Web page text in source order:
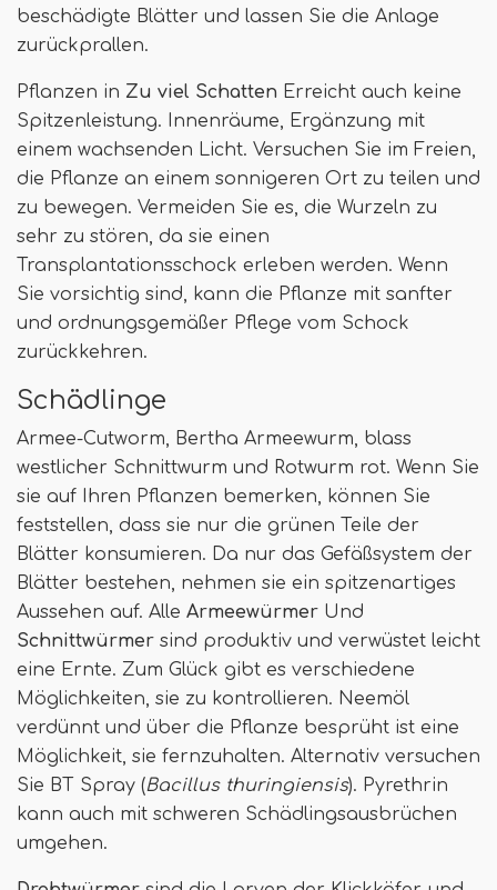
beschädigte Blätter und lassen Sie die Anlage
zurückprallen.
Pflanzen in Zu viel Schatten Erreicht auch keine
Spitzenleistung. Innenräume, Ergänzung mit
einem wachsenden Licht. Versuchen Sie im Freien,
die Pflanze an einem sonnigeren Ort zu teilen und
zu bewegen. Vermeiden Sie es, die Wurzeln zu
sehr zu stören, da sie einen
Transplantationsschock erleben werden. Wenn
Sie vorsichtig sind, kann die Pflanze mit sanfter
und ordnungsgemäßer Pflege vom Schock
zurückkehren.
Schädlinge
Armee-Cutworm, Bertha Armeewurm, blass
westlicher Schnittwurm und Rotwurm rot. Wenn Sie
sie auf Ihren Pflanzen bemerken, können Sie
feststellen, dass sie nur die grünen Teile der
Blätter konsumieren. Da nur das Gefäßsystem der
Blätter bestehen, nehmen sie ein spitzenartiges
Aussehen auf. Alle Armeewürmer Und
Schnittwürmer sind produktiv und verwüstet leicht
eine Ernte. Zum Glück gibt es verschiedene
Möglichkeiten, sie zu kontrollieren. Neemöl
verdünnt und über die Pflanze besprüht ist eine
Möglichkeit, sie fernzuhalten. Alternativ versuchen
Sie BT Spray (Bacillus thuringiensis). Pyrethrin
kann auch mit schweren Schädlingsausbrüchen
umgehen.